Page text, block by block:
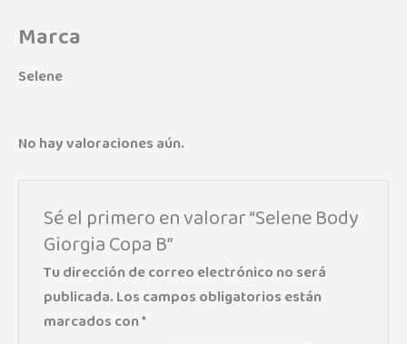
Marca
Selene
No hay valoraciones aún.
Sé el primero en valorar “Selene Body
Giorgia Copa B”
Tu dirección de correo electrónico no será
publicada.Los campos obligatorios están
marcados con*